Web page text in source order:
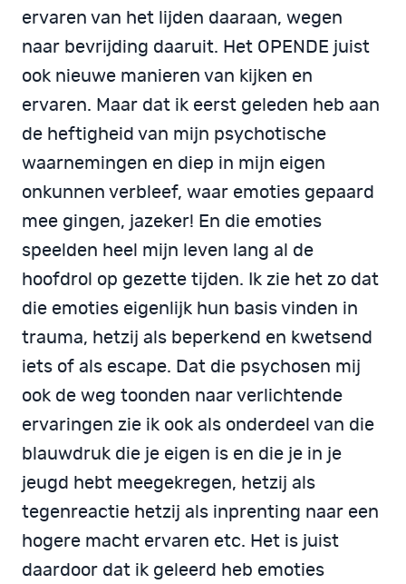
ervaren van het lijden daaraan, wegen
naar bevrijding daaruit. Het OPENDE juist
ook nieuwe manieren van kijken en
ervaren. Maar dat ik eerst geleden heb aan
de heftigheid van mijn psychotische
waarnemingen en diep in mijn eigen
onkunnen verbleef, waar emoties gepaard
mee gingen, jazeker! En die emoties
speelden heel mijn leven lang al de
hoofdrol op gezette tijden. Ik zie het zo dat
die emoties eigenlijk hun basis vinden in
trauma, hetzij als beperkend en kwetsend
iets of als escape. Dat die psychosen mij
ook de weg toonden naar verlichtende
ervaringen zie ik ook als onderdeel van die
blauwdruk die je eigen is en die je in je
jeugd hebt meegekregen, hetzij als
tegenreactie hetzij als inprenting naar een
hogere macht ervaren etc. Het is juist
daardoor dat ik geleerd heb emoties